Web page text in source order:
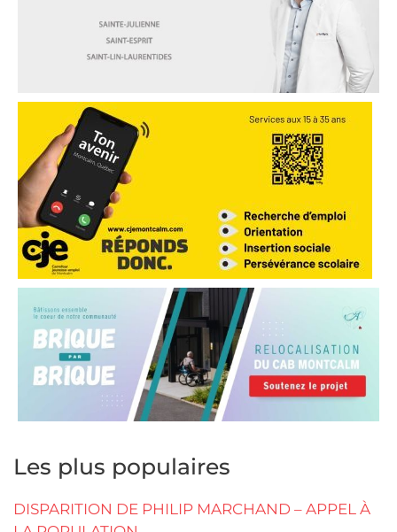
Les plus populaires
DISPARITION DE PHILIP MARCHAND – APPEL À